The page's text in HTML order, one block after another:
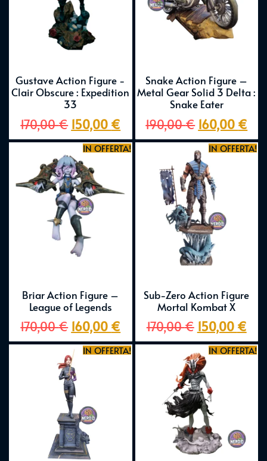
Gustave Action Figure -
Clair Obscure : Expedition
33
170,00€ 150,00 €
Snake Action Figure –
Metal Gear Solid 3 Delta :
Snake Eater
190,00€ 160,00 €
IN OFFERTA!
Briar Action Figure –
League of Legends
170,00€ 160,00 €
IN OFFERTA!
Sub-Zero Action Figure
Mortal Kombat X
170,00€ 150,00 €
IN OFFERTA! IN OFFERTA!